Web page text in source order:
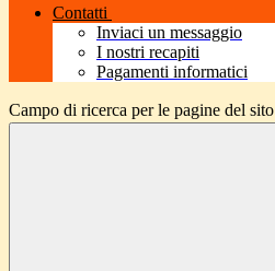
Contatti
Inviaci un messaggio
I nostri recapiti
Pagamenti informatici
Campo di ricerca per le pagine del sito